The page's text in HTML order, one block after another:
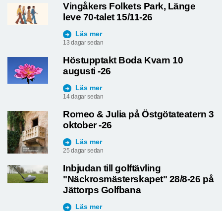
Vingåkers Folkets Park, Länge
leve 70-talet 15/11-26
Läs mer
13 dagar sedan
Höstupptakt Boda Kvarn 10
augusti -26
Läs mer
14 dagar sedan
Romeo & Julia på Östgötateatern 3
oktober -26
Läs mer
25 dagar sedan
Inbjudan till golftävling
"Näckrosmästerskapet" 28/8-26 på
Jättorps Golfbana
Läs mer